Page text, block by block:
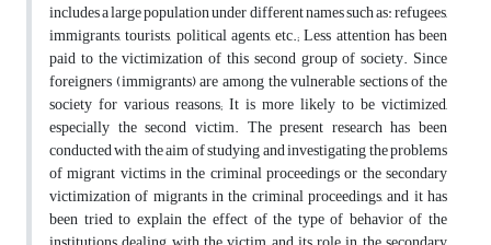
includes a large population under different names such as: refugees,
immigrants, tourists, political agents, etc.; Less attention has been
paid to the victimization of this second group of society. Since
foreigners (immigrants) are among the vulnerable sections of the
society for various reasons; It is more likely to be victimized,
especially the second victim. The present research has been
conducted with the aim of studying and investigating the problems
of migrant victims in the criminal proceedings or the secondary
victimization of migrants in the criminal proceedings, and it has
been tried to explain the effect of the type of behavior of the